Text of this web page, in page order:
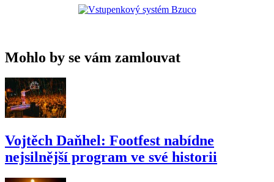
Mohlo by se vám zamlouvat
Vojtěch Daňhel: Footfest nabídne
nejsilnější program ve své historii